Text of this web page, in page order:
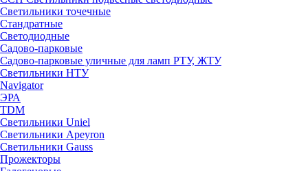
Светильники точечные
Стандратные
Светодиодные
Садово-парковые
Садово-парковые уличные для ламп РТУ, ЖТУ
Светильники НТУ
Navigator
ЭРА
TDM
Светильники Uniel
Светильники Apeyron
Светильники Gauss
Прожекторы